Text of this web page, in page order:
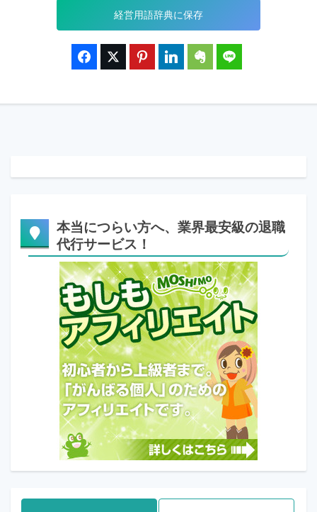
経営用語辞典に保存
本当につらい方へ、業界最安級の退職
代行サービス！